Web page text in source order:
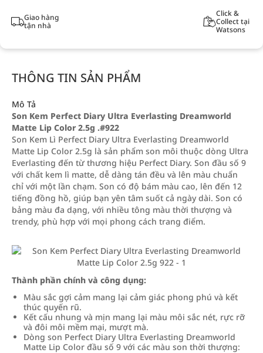
Giao hàng
tận nhà
Click &
Collect tại
Watsons
THÔNG TIN SẢN PHẨM
Mô Tả
Son Kem Perfect Diary Ultra Everlasting Dreamworld
Matte Lip Color 2.5g .#922
Son Kem Lì Perfect Diary Ultra Everlasting Dreamworld
Matte Lip Color 2.5g là sản phẩm son môi thuộc dòng Ultra
Everlasting đến từ thương hiệu Perfect Diary. Son đầu số 9
với chất kem lì matte, dễ dàng tán đều và lên màu chuẩn
chỉ với một lần chạm. Son có độ bám màu cao, lên đến 12
tiếng đồng hồ, giúp bạn yên tâm suốt cả ngày dài. Son có
bảng màu đa dạng, với nhiều tông màu thời thượng và
trendy, phù hợp với mọi phong cách trang điểm.
Thành phần chính và công dụng:
Màu sắc gợi cảm mang lại cảm giác phong phú và kết
thúc quyến rũ.
Kết cấu nhung và mịn mang lại màu môi sắc nét, rực rỡ
và đôi môi mềm mại, mượt mà.
Dòng son Perfect Diary Ultra Everlasting Dreamworld
Matte Lip Color đầu số 9 với các màu son thời thượng: